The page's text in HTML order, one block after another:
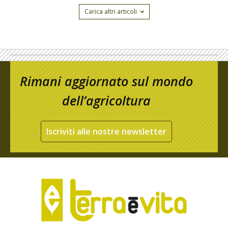
Carica altri articoli
Rimani aggiornato sul mondo
dell’agricoltura
Iscriviti alle nostre newsletter